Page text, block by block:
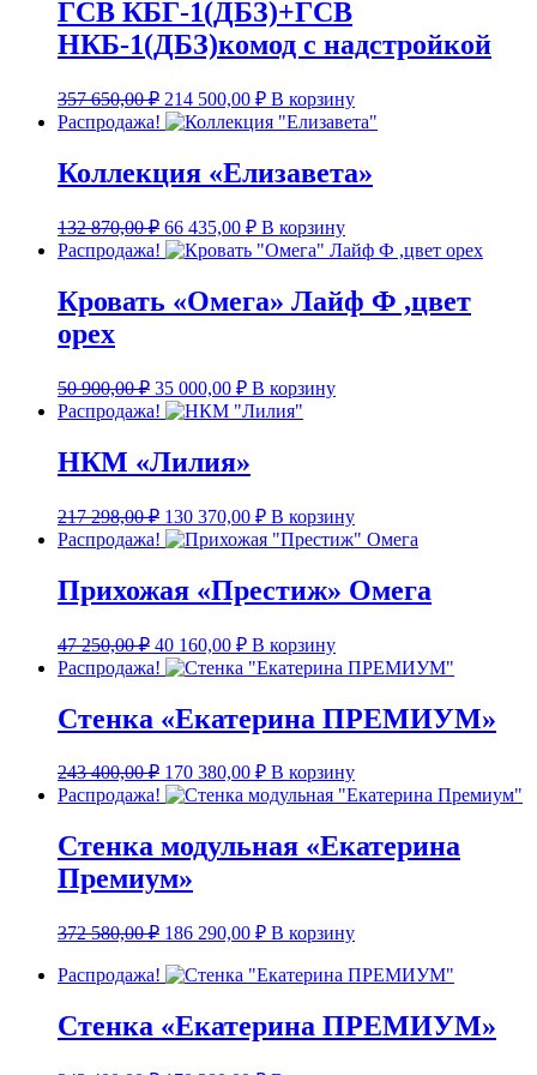
ГСВ КБГ-1(ДБЗ)+ГСВ
НКБ-1(ДБЗ)комод с надстройкой
357 650,00₽ Первоначальная
цена
составляла
650,00 ₽.
214 500,00 ₽Текущая
цена:
214
В корзину
Распродажа!
Коллекция «Елизавета»
132 870,00₽ Первоначальная
цена
составляла
870,00 ₽.
66 435,00 ₽Текущая
цена:
66
435,00 ₽.
В корзину
Распродажа!
Кровать «Омега» Лайф Ф ,цвет
орех
50 900,00₽ Первоначальная
цена
составляла
50
900,00 ₽.
35 000,00 ₽Текущая
цена:
35
В корзину
Распродажа!
НКМ «Лилия»
217 298,00₽ Первоначальная
цена
составляла
298,00 ₽.
130 370,00 ₽Текущая
цена:
130
В корзину
Распродажа!
Прихожая «Престиж» Омега
47 250,00₽ Первоначальная
цена
составляла
250,00 ₽.
40 160,00 ₽Текущая
цена:
40
В корзину
Распродажа!
Стенка «Екатерина ПРЕМИУМ»
243 400,00₽ Первоначальная
цена
составляла
400,00 ₽.
170 380,00 ₽Текущая
цена:
170
380,00 ₽.
В корзину
Распродажа!
Стенка модульная «Екатерина
Премиум»
372 580,00₽ Первоначальная
составляла
580,00 ₽.
186 290,00 ₽Текущая
цена:
186
В корзину
Распродажа!
Стенка «Екатерина ПРЕМИУМ»